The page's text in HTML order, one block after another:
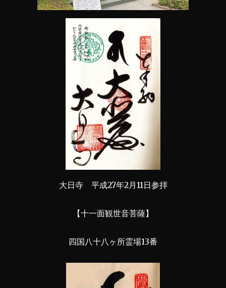
大日寺 平成27年2月11日参拝
【十一面観世音菩薩】
四国八十八ヶ所霊場13番